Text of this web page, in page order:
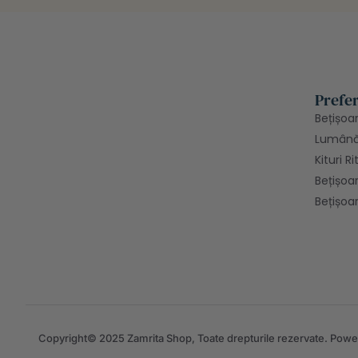
Kituri
Copyright© 2025 Zamrita Shop, Toate drepturile rezervate.